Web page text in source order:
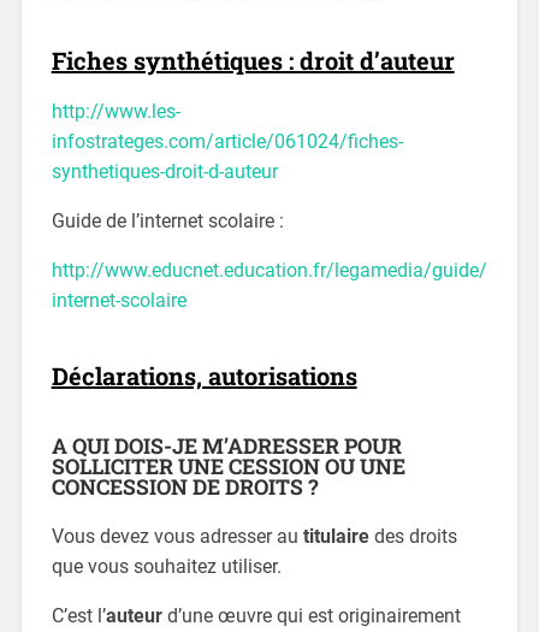
Fiches synthétiques : droit d’auteur
http://www.les-
infostrateges.com/article/061024/fiches-
synthetiques-droit-d-auteur
Guide de l’internet scolaire :
http://www.educnet.education.fr/legamedia/guide/
internet-scolaire
Déclarations, autorisations
A QUI DOIS-JE M’ADRESSER POUR
SOLLICITER UNE CESSION OU UNE
CONCESSION DE DROITS ?
Vous devez vous adresser au titulairedes droits
que vous souhaitez utiliser.
C’est l’auteurd’une œuvre qui est originairement